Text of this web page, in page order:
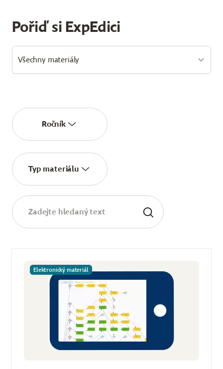
Pořiď si ExpEdici
Ročník
Typ materiálu
Elektronický materiál